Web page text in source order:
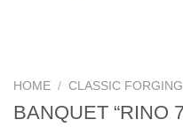
HOME / CLASSIC FORGING
BANQUET “RINO